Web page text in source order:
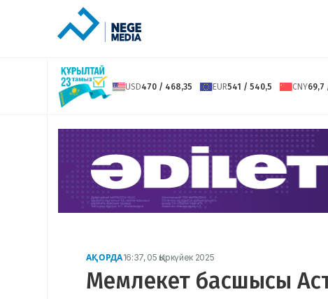
USD470 / 468,35 EUR541 / 540,5 CNY69,7
АҚОРДА16:37, 05 Қыркүйек 2025
Мемлекет басшысы